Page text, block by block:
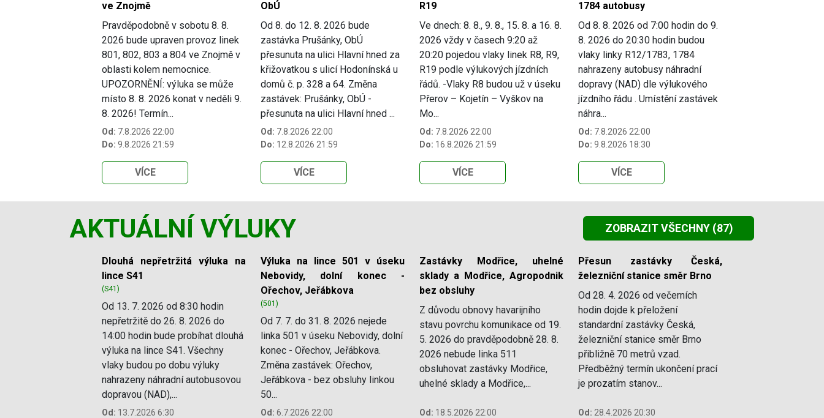
ve Znojmě
Pravděpodobně v sobotu 8. 8.
2026 bude upraven provoz linek
801, 802, 803 a 804 ve Znojmě v
oblasti kolem nemocnice.
UPOZORNĚNÍ: výluka se může
místo 8. 8. 2026 konat v neděli 9.
8. 2026! Termín...
Od: 7.8.2026 22:00
Do: 9.8.2026 21:59
VÍCE
ObÚ
Od 8. do 12. 8. 2026 bude
zastávka Prušánky, ObÚ
přesunuta na ulici Hlavní hned za
křižovatkou s ulicí Hodonínská u
domů č. p. 328 a 64. Změna
zastávek: Prušánky, ObÚ -
přesunuta na ulici Hlavní hned ...
Od: 7.8.2026 22:00
Do: 12.8.2026 21:59
VÍCE
R19
Ve dnech: 8. 8., 9. 8., 15. 8. a 16. 8.
2026 vždy v časech 9:20 až
20:20 pojedou vlaky linek R8, R9,
R19 podle výlukových jízdních
řádů. -Vlaky R8 budou už v úseku
Přerov – Kojetín – Vyškov na
Mo...
Od: 7.8.2026 22:00
Do: 16.8.2026 21:59
VÍCE
1784 autobusy
Od 8. 8. 2026 od 7:00 hodin do 9.
8. 2026 do 20:30 hodin budou
vlaky linky R12/1783, 1784
nahrazeny autobusy náhradní
dopravy (NAD) dle výlukového
jízdního řádu . Umístění zastávek
náhra...
Od: 7.8.2026 22:00
Do: 9.8.2026 18:30
VÍCE
AKTUÁLNÍ VÝLUKY ZOBRAZIT VŠECHNY(87)
Slide 1 of 11
Dlouhá nepřetržitá výluka na
lince S41
(S41)
Od 13. 7. 2026 od 8:30 hodin
nepřetržitě do 26. 8. 2026 do
14:00 hodin bude probíhat dlouhá
výluka na lince S41. Všechny
vlaky budou po dobu výluky
nahrazeny náhradní autobusovou
dopravou (NAD),...
Od: 13.7.2026 6:30
Výluka na lince 501 v úseku
Nebovidy, dolní konec -
Ořechov, Jeřábkova
(501)
Od 7. 7. do 31. 8. 2026 nejede
linka 501 v úseku Nebovidy, dolní
konec - Ořechov, Jeřábkova.
Změna zastávek: Ořechov,
Jeřábkova - bez obsluhy linkou
50...
Od: 6.7.2026 22:00
Zastávky Modřice, uhelné
sklady a Modřice, Agropodnik
bez obsluhy
Z důvodu obnovy havarijního
stavu povrchu komunikace od 19.
5. 2026 do pravděpodobně 28. 8.
2026 nebude linka 511
obsluhovat zastávky Modřice,
uhelné sklady a Modřice,...
Od: 18.5.2026 22:00
Přesun zastávky Česká,
železniční stanice směr Brno
Od 28. 4. 2026 od večerních
hodin dojde k přeložení
standardní zastávky Česká,
železniční stanice směr Brno
přibližně 70 metrů vzad.
Předběžný termín ukončení prací
je prozatím stanov...
Od: 28.4.2026 20:30